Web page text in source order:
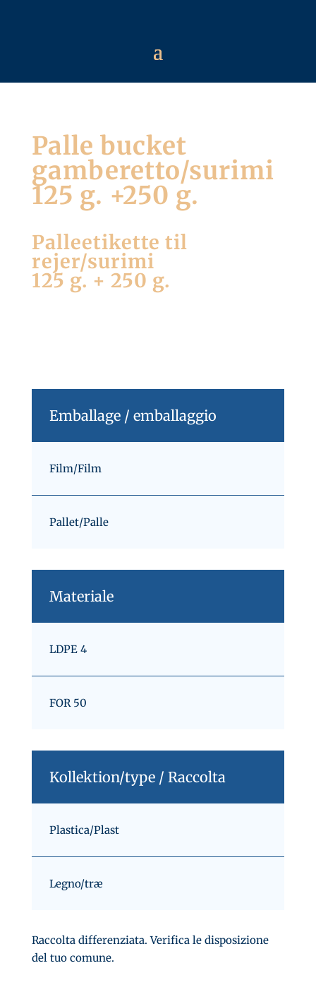
Palle bucket
gamberetto/surimi
125 g. +250 g.
Palleetikette til
rejer/surimi
125 g. + 250 g.
Emballage / emballaggio
Film/Film
Pallet/Palle
Materiale
LDPE 4
FOR 50
Kollektion/type / Raccolta
Plastica/Plast
Legno/træ
Raccolta differenziata. Verifica le disposizione
del tuo comune.